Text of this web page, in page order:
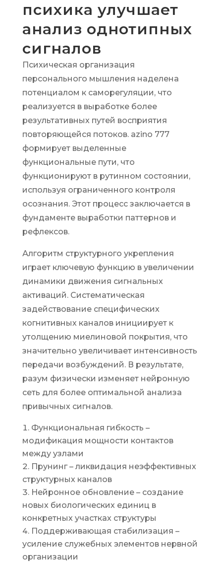
психика улучшает
анализ однотипных
сигналов
Психическая организация
персонального мышления наделена
потенциалом к саморегуляции, что
реализуется в выработке более
результативных путей восприятия
повторяющейся потоков. azino 777
формирует выделенные
функциональные пути, что
функционируют в рутинном состоянии,
используя ограниченного контроля
осознания. Этот процесс заключается в
фундаменте выработки паттернов и
рефлексов.
Алгоритм структурного укрепления
играет ключевую функцию в увеличении
динамики движения сигнальных
активаций. Систематическая
задействование специфических
когнитивных каналов инициирует к
утолщению миелиновой покрытия, что
значительно увеличивает интенсивность
передачи возбуждений. В результате,
разум физически изменяет нейронную
сеть для более оптимальной анализа
привычных сигналов.
Функциональная гибкость –
модификация мощности контактов
между узлами
Прунинг – ликвидация неэффективных
структурных каналов
Нейронное обновление – создание
новых биологических единиц в
конкретных участках структуры
Поддерживающая стабилизация –
усиление служебных элементов нервной
организации